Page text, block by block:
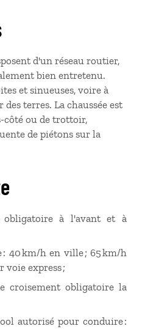
d'un réseau routier,
bien entretenu.
et sinueuses, voire à
terres. La chaussée est
côté ou de trottoir,
de piétons sur la
à l'avant et à
40 km/h en ville ; 65 km/h
voie express ;
croisement obligatoire la
autorisé pour conduire :